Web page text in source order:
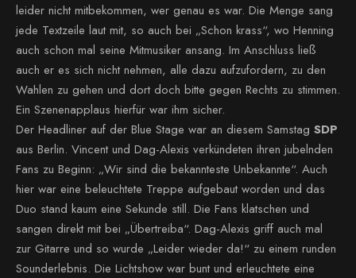
leider nicht mitbekommen, wer genau es war. Die Menge sang
jede Textzeile laut mit, so auch bei „Schon krass“, wo Henning
auch schon mal seine Mitmusiker ansang. Im Anschluss ließ
auch er es sich nicht nehmen, alle dazu aufzufordern, zu den
Wahlen zu gehen und dort doch bitte gegen Rechts zu stimmen.
Ein Szenenapplaus hierfür war ihm sicher.
Der Headliner auf der Blue Stage war an diesem Samstag SDP
aus Berlin. Vincent und Dag-Alexis verkündeten ihren jubelnden
Fans zu Beginn: „Wir sind die bekannteste Unbekannte“. Auch
hier war eine beleuchtete Treppe aufgebaut worden und das
Duo stand kaum eine Sekunde still. Die Fans klatschen und
sangen direkt mit bei „Übertreiba“. Dag-Alexis griff auch mal
zur Gitarre und so wurde „Leider wieder da!“ zu einem runden
Sounderlebnis. Die Lichtshow war bunt und erleuchtete eine